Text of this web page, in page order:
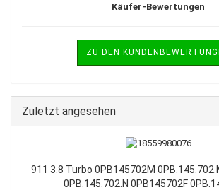
Käufer-Bewertungen
ZU DEN
Zuletzt angesehen
911 3.8 Turbo 0PB145702M
0PB.145.702.N 0PB145702F